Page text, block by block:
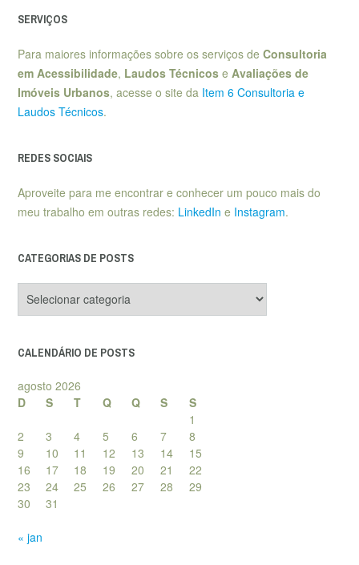
SERVIÇOS
Para maiores informações sobre os serviços de Consultoria
em Acessibilidade, Laudos Técnicos e Avaliações de
Imóveis Urbanos, acesse o site da Item 6 Consultoria e
Laudos Técnicos.
REDES SOCIAIS
Aproveite para me encontrar e conhecer um pouco mais do
meu trabalho em outras redes: LinkedIn e Instagram.
CATEGORIAS DE POSTS
de
CALENDÁRIO DE POSTS
agosto 2026
D
S T Q Q S
S
1
2
3 4 5 6 7
8
9
10 11 12 13 14
15
16
17 18 19 20 21
22
23
24 25 26 27 28
29
30
31
« jan